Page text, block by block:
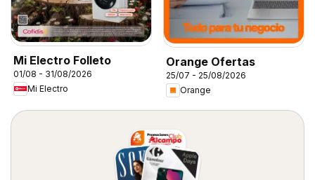
Mi Electro Folleto
01/08 - 31/08/2026
Mi Electro
Orange Ofertas
25/07 - 25/08/2026
Orange